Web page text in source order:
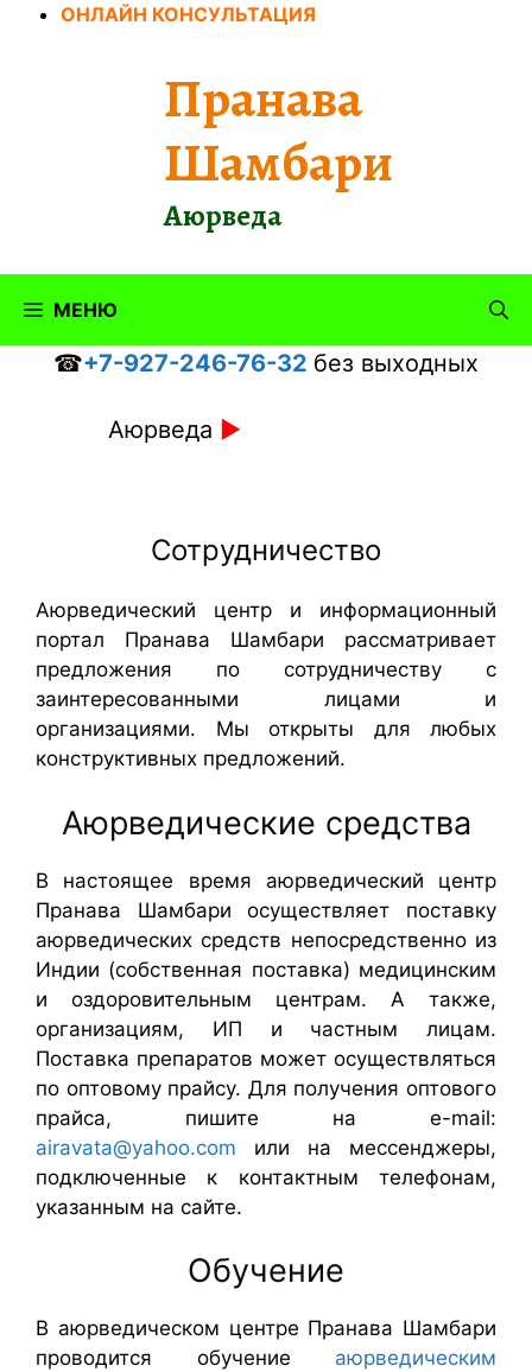
ПерейтиОНЛАЙН КОНСУЛЬТАЦИЯ
Пранава
Шамбари
Аюрведа
МЕНЮ
☎+7-927-246-76-32 без выходных
Аюрведа ►
Сотрудничество
Аюрведический центр и информационный
портал Пранава Шамбари рассматривает
предложения по сотрудничеству с
заинтересованными лицами и
организациями. Мы открыты для любых
конструктивных предложений.
Аюрведические средства
В настоящее время аюрведический центр
Пранава Шамбари осуществляет поставку
аюрведических средств непосредственно из
Индии (собственная поставка) медицинским
и оздоровительным центрам. А также,
организациям, ИП и частным лицам.
Поставка препаратов может осуществляться
по оптовому прайсу. Для получения оптового
прайса, пишите на e-mail:
airavata@yahoo.com или на мессенджеры,
подключенные к контактным телефонам,
указанным на сайте.
Обучение
В аюрведическом центре Пранава Шамбари
проводится обучение аюрведическим